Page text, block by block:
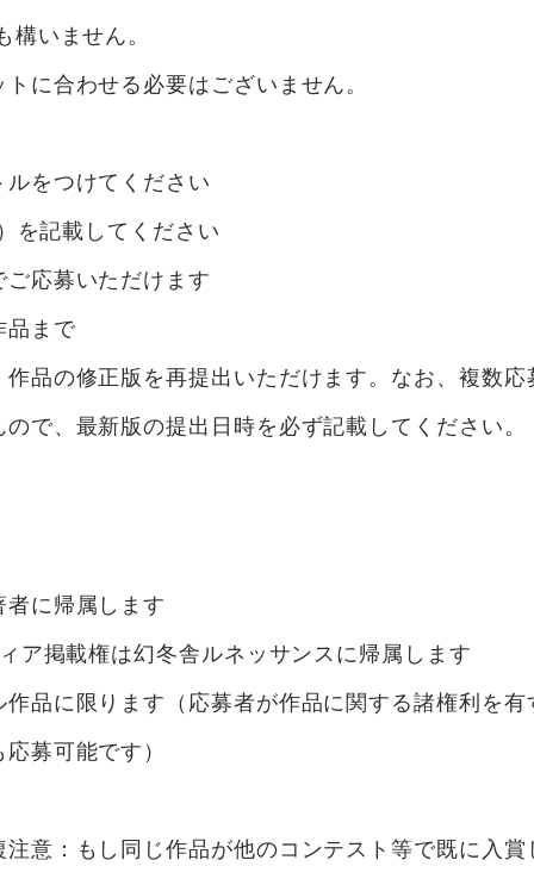
いません。
に合わせる必要はございません。
をつけてください
を記載してください
応募いただけます
品まで
品の修正版を再提出いただけます。なお、複数応
で、最新版の提出日時を必ず記載してください。
者に帰属します
ア掲載権は幻冬舎ルネッサンスに帰属します
作品に限ります（応募者が作品に関する諸権利を
募可能です）
注意：もし同じ作品が他のコンテスト等で既に入